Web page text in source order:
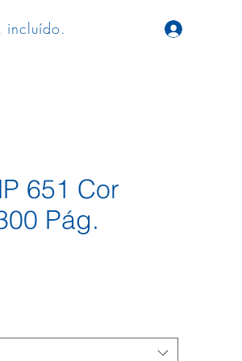
incluído.
651 Cor
Pág.